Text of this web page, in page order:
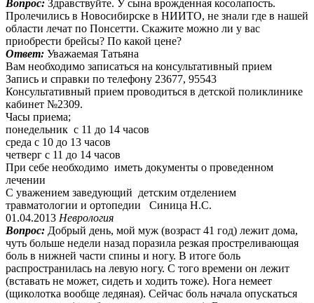
Вопрос: Здравствуйте. У сына врожденная косолапость.
Пролечились в Новосибирске в НИИТО, не знали где в нашей
области лечат по Понсетти. Скажите можно ли у вас
приобрести брейсы? По какой цене?
Ответ: Уважаемая Татьяна
Вам необходимо записаться на консультативный прием
Запись и справки по телефону 23677, 95543
Консультативный прием проводиться в детской поликлинике
кабинет №2309.
Часы приема;
понедельник с 11 до 14 часов
среда с 10 до 13 часов
четверг с 11 до 14 часов
При себе необходимо иметь документы о проведенном
лечении
С уважением заведующий детским отделением
травматологии и ортопедии Синица Н.С.
01.04.2013 Неврология
Вопрос: Добрый день, мой муж (возраст 41 год) лежит дома,
чуть больше недели назад поразила резкая простреливающая
боль в нижней части спины и ногу. В итоге боль
распространилась на левую ногу. С того времени он лежит
(вставать не может, сидеть и ходить тоже). Нога немеет
(щиколотка вообще ледяная). Сейчас боль начала опускаться